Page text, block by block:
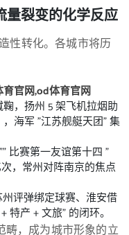
量裂变的化学反应
性转化。各城市将历
官网,od体育官网
，扬州 5 架飞机拉烟助
海军 "江苏舰艇天团" 集
比赛第一友谊第十四 "
，常州对阵南京的焦点
评弹绑定球赛、淮安借
特产 + 文旅" 的闭环。
畴，成为城市形象的立